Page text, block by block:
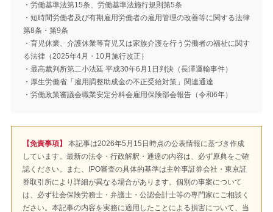
・労働基準法第15条、労働基準法施行規則第5条
・短時間労働者及び有期雇用労働者の雇用管理の改善等に関する法律
第8条・第9条
・育児休業、介護休業等育児又は家族介護を行う労働者の福祉に関す
る法律（2025年4月・10月施行改正）
・最高裁判所第二小法廷 平成30年6月1日判決（長澤運輸事件）
・厚生労働省「雇用調整助成金の不正受給対策」関連通達
・労働政策審議会職業安定分科会雇用保険部会報告（令和6年）
【免責事項】
本記事は2026年5月15日時点の公表情報に基づき作成
しています。最新の法令・行政解釈・通達の内容は、必ず原典をご確
認ください。また、IPO審査の具体的基準は主幹事証券会社・東京証
券取引所により詳細が異なる場合があります。個別の事案について
は、必ず社会保険労務士・弁護士・公認会計士等の専門家にご相談く
ださい。本記事の内容を実務に適用したことによる損害について、当